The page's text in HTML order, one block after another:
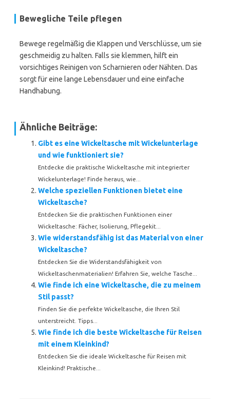
Bewegliche Teile pflegen
Bewege regelmäßig die Klappen und Verschlüsse, um sie
geschmeidig zu halten. Falls sie klemmen, hilft ein
vorsichtiges Reinigen von Scharnieren oder Nähten. Das
sorgt für eine lange Lebensdauer und eine einfache
Handhabung.
Ähnliche Beiträge:
Gibt es eine Wickeltasche mit Wickelunterlage
und wie funktioniert sie?
Entdecke die praktische Wickeltasche mit integrierter
Wickelunterlage! Finde heraus, wie...
Welche speziellen Funktionen bietet eine
Wickeltasche?
Entdecken Sie die praktischen Funktionen einer
Wickeltasche: Fächer, Isolierung, Pflegekit...
Wie widerstandsfähig ist das Material von einer
Wickeltasche?
Entdecken Sie die Widerstandsfähigkeit von
Wickeltaschenmaterialien! Erfahren Sie, welche Tasche...
Wie finde ich eine Wickeltasche, die zu meinem
Stil passt?
Finden Sie die perfekte Wickeltasche, die Ihren Stil
unterstreicht. Tipps...
Wie finde ich die beste Wickeltasche für Reisen
mit einem Kleinkind?
Entdecken Sie die ideale Wickeltasche für Reisen mit
Kleinkind! Praktische...